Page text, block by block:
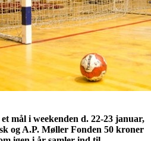
mål i weekenden d. 22-23 januar,
og A.P. Møller Fonden 50 kroner